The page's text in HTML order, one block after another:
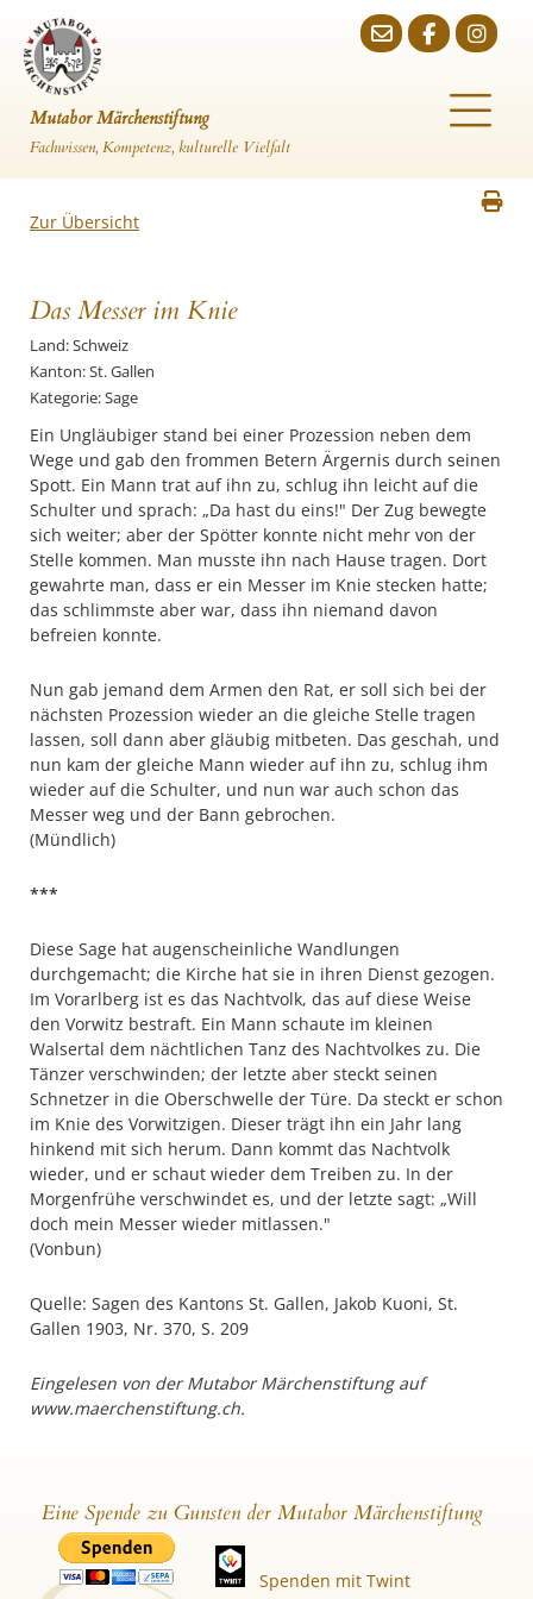
Mutabor Märchenstiftung
Fachwissen, Kompetenz, kulturelle Vielfalt
Zur Übersicht
Das Messer im Knie
Land: Schweiz
Kanton: St. Gallen
Kategorie: Sage
Ein Ungläubiger stand bei einer Prozession neben dem
Wege und gab den frommen Betern Ärgernis durch seinen
Spott. Ein Mann trat auf ihn zu, schlug ihn leicht auf die
Schulter und sprach: „Da hast du eins!" Der Zug bewegte
sich weiter; aber der Spötter konnte nicht mehr von der
Stelle kommen. Man musste ihn nach Hause tragen. Dort
gewahrte man, dass er ein Messer im Knie stecken hatte;
das schlimmste aber war, dass ihn niemand davon
befreien konnte.
Nun gab jemand dem Armen den Rat, er soll sich bei der
nächsten Prozession wieder an die gleiche Stelle tragen
lassen, soll dann aber gläubig mitbeten. Das geschah, und
nun kam der gleiche Mann wieder auf ihn zu, schlug ihm
wieder auf die Schulter, und nun war auch schon das
Messer weg und der Bann gebrochen.
(Mündlich)
***
Diese Sage hat augenscheinliche Wandlungen
durchgemacht; die Kirche hat sie in ihren Dienst gezogen.
Im Vorarlberg ist es das Nachtvolk, das auf diese Weise
den Vorwitz bestraft. Ein Mann schaute im kleinen
Walsertal dem nächtlichen Tanz des Nachtvolkes zu. Die
Tänzer verschwinden; der letzte aber steckt seinen
Schnetzer in die Oberschwelle der Türe. Da steckt er schon
im Knie des Vorwitzigen. Dieser trägt ihn ein Jahr lang
hinkend mit sich herum. Dann kommt das Nachtvolk
wieder, und er schaut wieder dem Treiben zu. In der
Morgenfrühe verschwindet es, und der letzte sagt: „Will
doch mein Messer wieder mitlassen."
(Vonbun)
Quelle: Sagen des Kantons St. Gallen, Jakob Kuoni, St.
Gallen 1903, Nr. 370, S. 209
Eingelesen von der Mutabor Märchenstiftung auf
www.maerchenstiftung.ch.
Eine Spende zu Gunsten der Mutabor Märchenstiftung
Spenden mit Twint